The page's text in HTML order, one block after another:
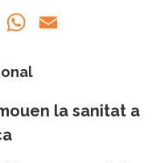
X WhatsApp
la sanitat a